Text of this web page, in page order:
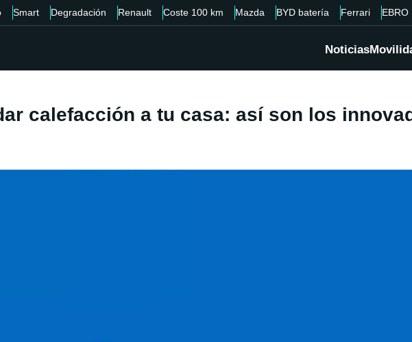
Smart Degradación Renault Coste 100 km Mazda BYD batería Ferrari EBRO
Noticias
calefacción a tu casa: así son los